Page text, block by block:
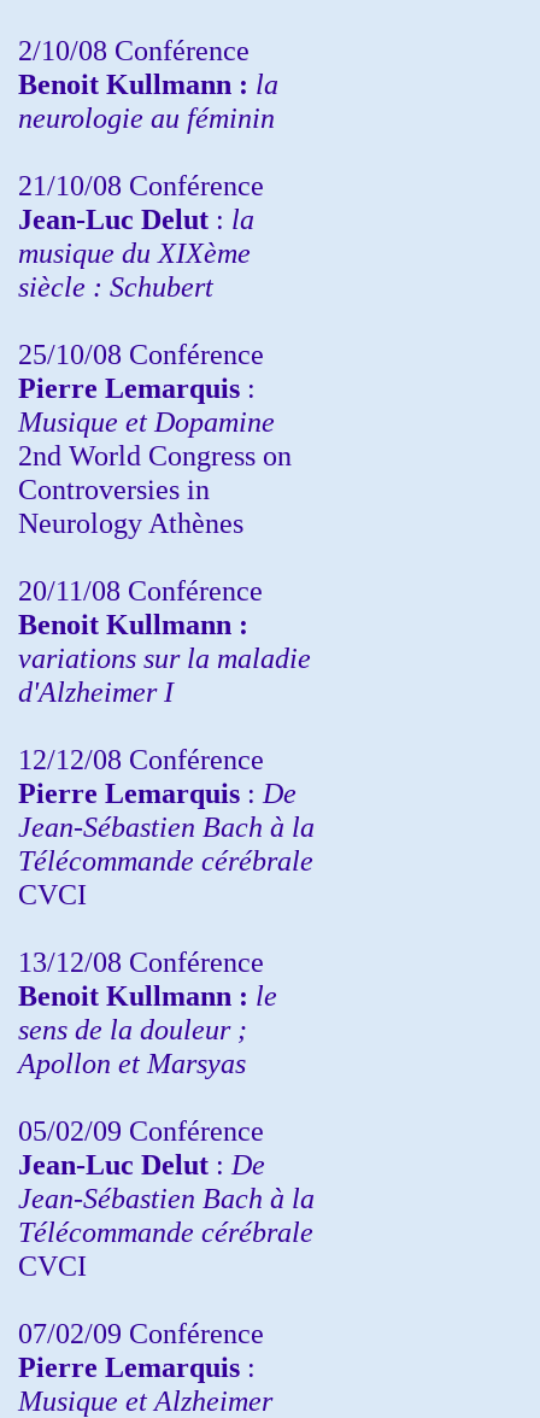
2/10/08 Conférence
Benoit Kullmann : la
neurologie au féminin
21/10/08 Conférence
Jean-Luc Delut : la
musique du XIXème
siècle : Schubert
25/10/08 Conférence
Pierre Lemarquis :
Musique et Dopamine
2nd World Congress on
Controversies in
Neurology Athènes
20/11/08 Conférence
Benoit Kullmann :
variations sur la maladie
d'Alzheimer I
12/12/08 Conférence
Pierre Lemarquis : De
Jean-Sébastien Bach à la
Télécommande cérébrale
CVCI
13/12/08 Conférence
Benoit Kullmann : le
sens de la douleur ;
Apollon et Marsyas
05/02/09 Conférence
Jean-Luc Delut : De
Jean-Sébastien Bach à la
Télécommande cérébrale
CVCI
07/02/09 Conférence
Pierre Lemarquis :
Musique et Alzheimer